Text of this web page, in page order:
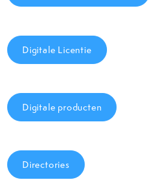
Digitale Licentie
Digitale producten
Directories